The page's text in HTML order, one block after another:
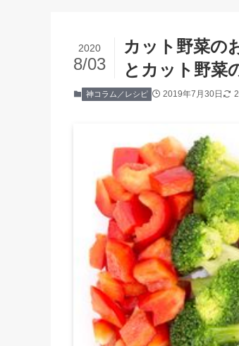
カット野菜の
とカット野菜
2020
8/03
神コラム／レシピ 2019年7月30日